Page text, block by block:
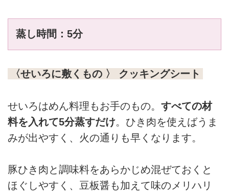
蒸し時間：5分
〈せいろに敷くもの 〉 クッキングシート
せいろはめん料理もお手のもの。 すべての材
料を入れて5分蒸すだけ。ひき肉を使えばうま
みが出やすく、火の通りも早くなります。
豚ひき肉と調味料をあらかじめ混ぜておくと
ほぐしやすく、豆板醤も加えて味のメリハリ